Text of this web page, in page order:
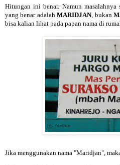
Hitungan ini benar. Namun
yang benar adalahMARIDJAN, bukan
bisa kalian lihat pada papan nama di
Jika menggunakan nama "Maridjan",